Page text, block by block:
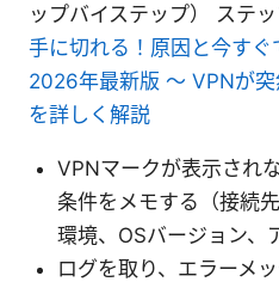
ップバイステップ） ステ
手に切れる！原因と今す
2026年最新版 〜 VPNが
を詳しく解説
VPNマークが表示され
条件をメモする（接続
環境、OSバージョン、
ログを取り、エラーメ